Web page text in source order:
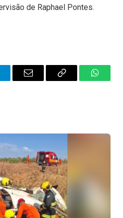
de Raphael Pontes.
Email
Copy